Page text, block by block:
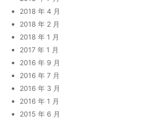
2018 年 4 月
2018 年 2 月
2018 年 1 月
2017 年 1 月
2016 年 9 月
2016 年 7 月
2016 年 3 月
2016 年 1 月
2015 年 6 月